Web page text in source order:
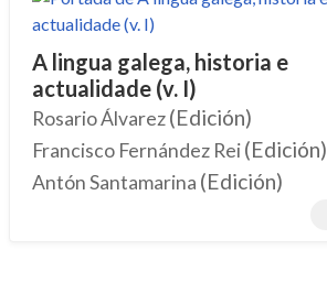
A lingua galega, historia e
actualidade (v. I)
Rosario Álvarez(Edición)
Francisco Fernández Rei(Edición)
Antón Santamarina (Edición)